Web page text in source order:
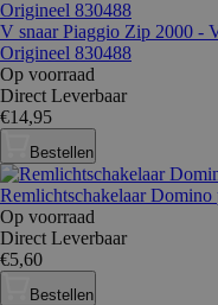
V snaar Piaggio Zip 2000 -
Origineel 830488
Op voorraad
Direct Leverbaar
€14,95
Bestellen
Remlichtschakelaar Domino
Op voorraad
Direct Leverbaar
€5,60
Bestellen